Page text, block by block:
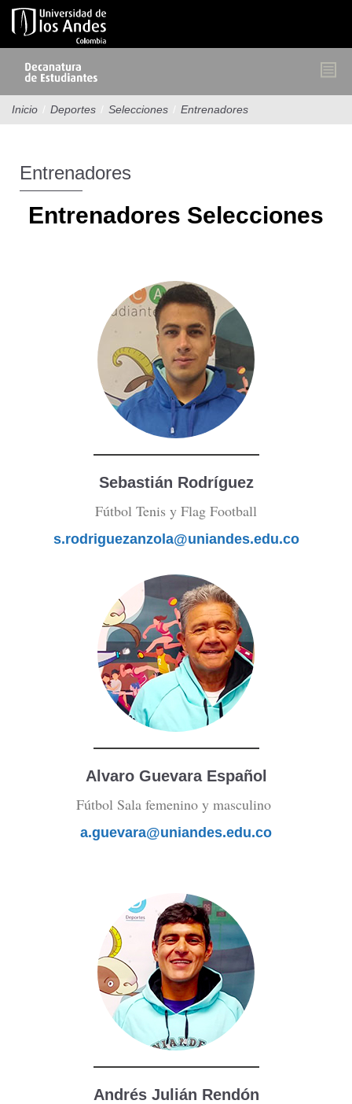
Pasar
contenido
Inicio / Deportes / Selecciones / Entrenadores
Entrenadores
Entrenadores Selecciones
Sebastián Rodríguez
Fútbol Tenis y Flag Football
s.rodriguezanzola@uniandes.edu.co
Alvaro Guevara Español
Fútbol Sala femenino y masculino
a.guevara@uniandes.edu.co
Andrés Julián Rendón